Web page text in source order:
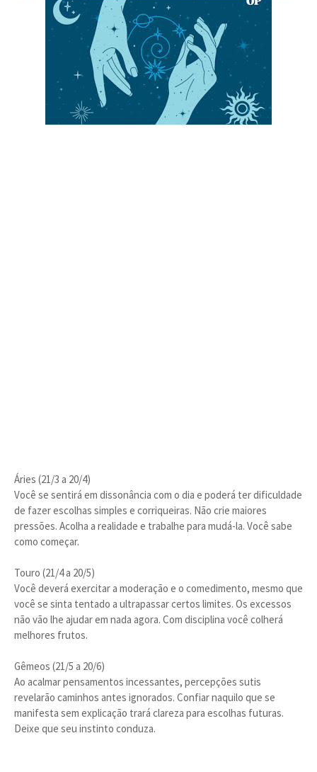
Áries (21/3 a 20/4)
Você se sentirá em dissonância com o dia e poderá ter dificuldade
de fazer escolhas simples e corriqueiras. Não crie maiores
pressões. Acolha a realidade e trabalhe para mudá-la. Você sabe
como começar.
Touro (21/4 a 20/5)
Você deverá exercitar a moderação e o comedimento, mesmo que
você se sinta tentado a ultrapassar certos limites. Os excessos
não vão lhe ajudar em nada agora. Com disciplina você colherá
melhores frutos.
Gêmeos (21/5 a 20/6)
Ao acalmar pensamentos incessantes, percepções sutis
revelarão caminhos antes ignorados. Confiar naquilo que se
manifesta sem explicação trará clareza para escolhas futuras.
Deixe que seu instinto conduza.